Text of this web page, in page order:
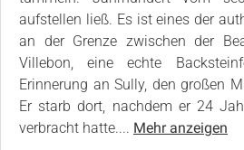
aufstellen ließ. Es ist eines der
an der Grenze zwischen der
Villebon, eine echte
Erinnerung an Sully, den großen
Er starb dort, nachdem er 24
verbracht hatte.... Mehr anzeigen